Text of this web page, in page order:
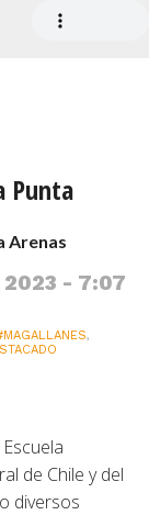
Punta
Arenas
- 7:07
,
de Chile y del
diversos